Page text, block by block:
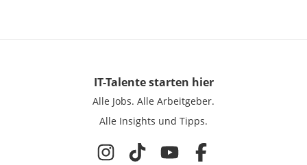
IT-Talentestarten hier
Alle Jobs. Alle Arbeitgeber.
Alle Insights und Tipps.